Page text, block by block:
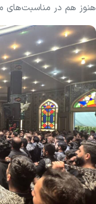
هنوز هم در مناسبت‌های